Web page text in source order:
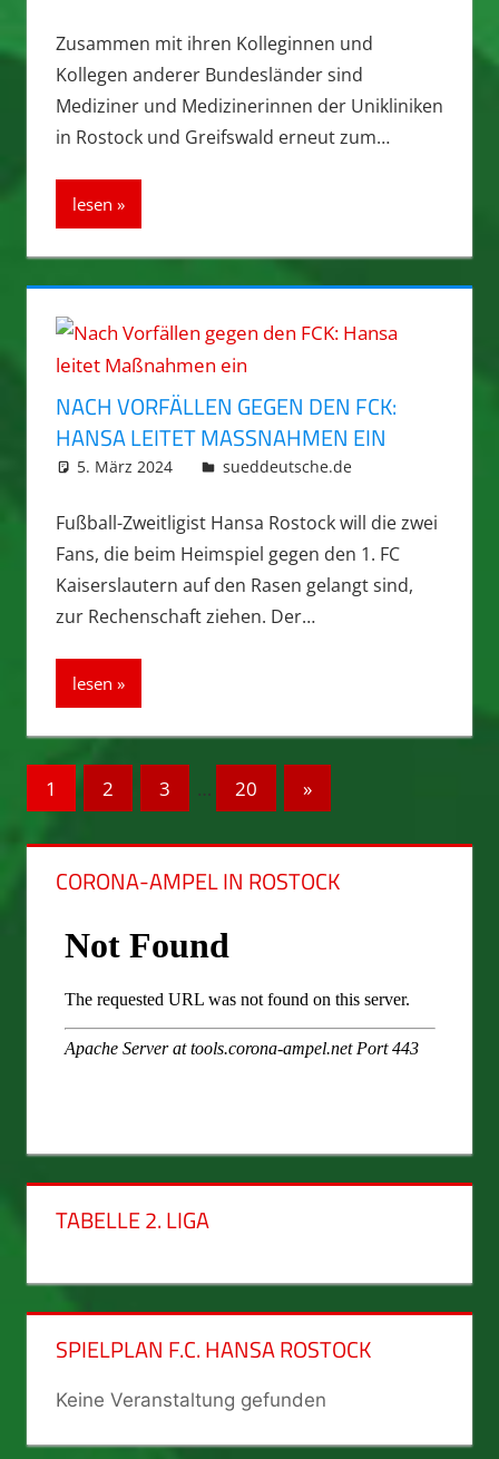
Zusammen mit ihren Kolleginnen und
Kollegen anderer Bundesländer sind
Mediziner und Medizinerinnen der Unikliniken
in Rostock und Greifswald erneut zum…
lesen
NACH VORFÄLLEN GEGEN DEN FCK:
HANSA LEITET MASSNAHMEN EIN
5. März 2024 integromat
sueddeutsche.de
Fußball-Zweitligist Hansa Rostock will die zwei
Fans, die beim Heimspiel gegen den 1. FC
Kaiserslautern auf den Rasen gelangt sind,
zur Rechenschaft ziehen. Der…
lesen
Seitennummerierung
Beiträge
1 2 3 … 20
Nächste
Beiträge
»
CORONA-AMPEL IN ROSTOCK
TABELLE 2. LIGA
SPIELPLAN F.C. HANSA ROSTOCK
Keine Veranstaltung gefunden